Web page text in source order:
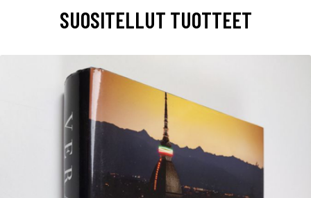
SUOSITELLUT TUOTTEET